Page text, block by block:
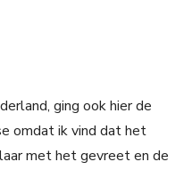
ging ook hier de
omdat ik vind dat het
met het gevreet en de